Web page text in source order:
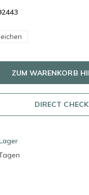
ZUM WARENKORB
DIRECT